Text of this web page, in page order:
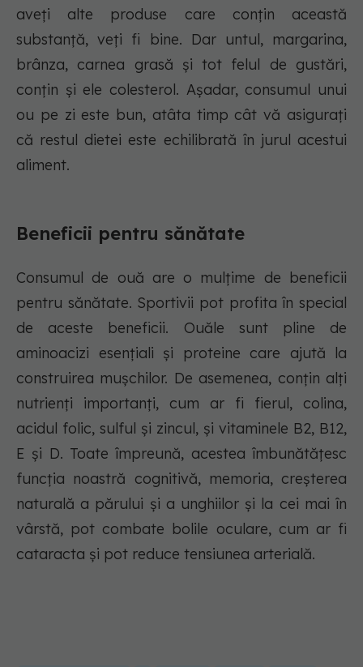
aveți alte produse care conțin această
substanță, veți fi bine. Dar untul, margarina,
brânza, carnea grasă și tot felul de gustări,
conțin și ele colesterol. Așadar, consumul unui
ou pe zi este bun, atâta timp cât vă asigurați
că restul dietei este echilibrată în jurul acestui
aliment.
Beneficii pentru sănătate
Consumul de ouă are o mulțime de beneficii
pentru sănătate. Sportivii pot profita în special
de aceste beneficii. Ouăle sunt pline de
aminoacizi esențiali și proteine ​​care ajută la
construirea mușchilor. De asemenea, conțin alți
nutrienți importanți, cum ar fi fierul, colina,
acidul folic, sulful și zincul, și vitaminele B2, B12,
E și D. Toate împreună, acestea îmbunătățesc
funcția noastră cognitivă, memoria, creșterea
naturală a părului și a unghiilor și la cei mai în
vârstă, pot combate bolile oculare, cum ar fi
cataracta și pot reduce tensiunea arterială.